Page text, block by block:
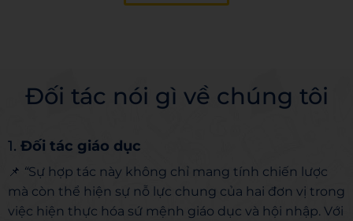
Đối tác nói gì về chúng tôi
1. Đối tác giáo dục
📌 “Sự hợp tác này không chỉ mang tính chiến lược
mà còn thể hiện sự nỗ lực chung của hai đơn vị trong
việc hiện thực hóa sứ mệnh giáo dục và hội nhập. Với